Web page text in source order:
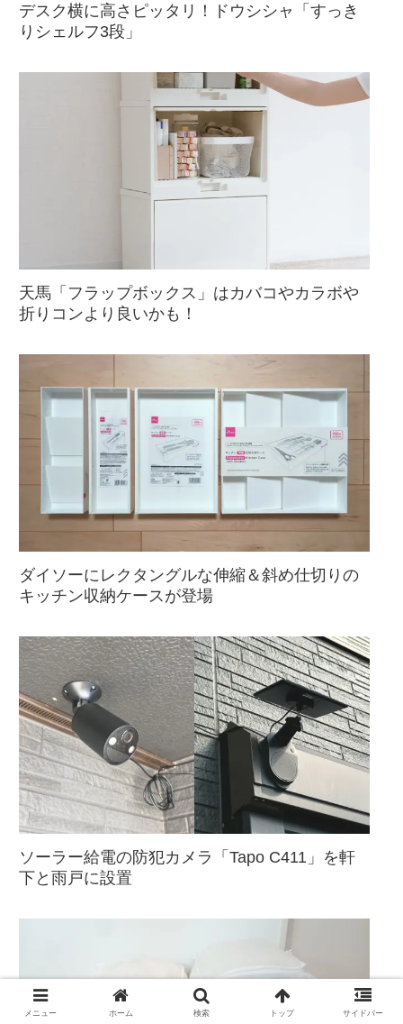
デスク横に高さピッタリ！ドウシシャ「すっき
りシェルフ3段」
天馬「フラップボックス」はカバコやカラボや
折りコンより良いかも！
ダイソーにレクタングルな伸縮＆斜め仕切りの
キッチン収納ケースが登場
ソーラー給電の防犯カメラ「Tapo C411」を軒
下と雨戸に設置
メニュー ホーム 検索 トップ サイドバー